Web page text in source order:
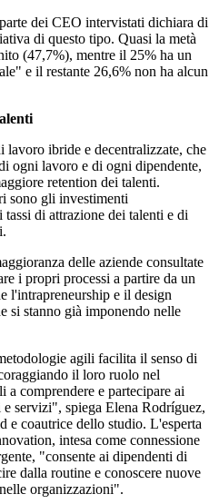
dei CEO intervistati dichiara di
di questo tipo. Quasi la metà
(47,7%), mentre il 25% ha un
e il restante 26,6% non ha alcun
ibride e decentralizzate, che
ogni lavoro e di ogni dipendente,
retention dei talenti.
sono gli investimenti
di attrazione dei talenti e di
delle aziende consultate
i propri processi a partire da un
l'intrapreneurship e il design
si stanno già imponendo nelle
agili facilita il senso di
il loro ruolo nel
a comprendere e partecipare ai
servizi", spiega Elena Rodríguez,
e coautrice dello studio. L'esperta
intesa come connessione
"consente ai dipendenti di
dalla routine e conoscere nuove
organizzazioni".